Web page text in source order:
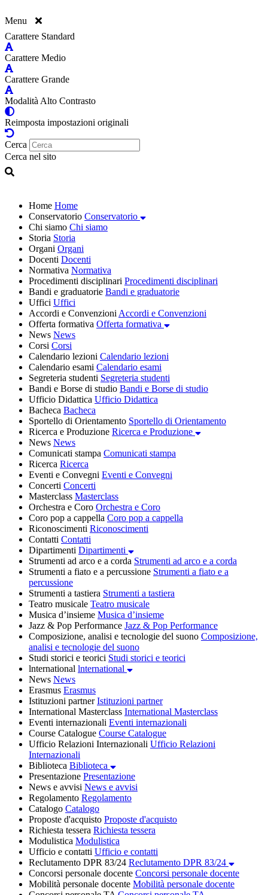
Menu
Carattere Standard
Carattere Medio
Carattere Grande
Modalità Alto Contrasto
Reimposta impostazioni originali
Cerca
Cerca nel sito
Home Home
Conservatorio Conservatorio
Chi siamo Chi siamo
Storia Storia
Organi Organi
Docenti Docenti
Normativa Normativa
Procedimenti disciplinari Procedimenti disciplinari
Bandi e graduatorie Bandi e graduatorie
Uffici Uffici
Accordi e Convenzioni Accordi e Convenzioni
Offerta formativa Offerta formativa
News News
Corsi Corsi
Calendario lezioni Calendario lezioni
Calendario esami Calendario esami
Segreteria studenti Segreteria studenti
Bandi e Borse di studio Bandi e Borse di studio
Ufficio Didattica Ufficio Didattica
Bacheca Bacheca
Sportello di Orientamento Sportello di Orientamento
Ricerca e Produzione Ricerca e Produzione
News News
Comunicati stampa Comunicati stampa
Ricerca Ricerca
Eventi e Convegni Eventi e Convegni
Concerti Concerti
Masterclass Masterclass
Orchestra e Coro Orchestra e Coro
Coro pop a cappella Coro pop a cappella
Riconoscimenti Riconoscimenti
Contatti Contatti
Dipartimenti Dipartimenti
Strumenti ad arco e a corda Strumenti ad arco e a corda
Strumenti a fiato e a percussione Strumenti a fiato e a
percussione
Strumenti a tastiera Strumenti a tastiera
Teatro musicale Teatro musicale
Musica d’insieme Musica d’insieme
Jazz & Pop Performance Jazz & Pop Performance
Composizione, analisi e tecnologie del suono Composizione,
analisi e tecnologie del suono
Studi storici e teorici Studi storici e teorici
lnternational lnternational
News News
Erasmus Erasmus
Istituzioni partner Istituzioni partner
International Masterclass International Masterclass
Eventi internazionali Eventi internazionali
Course Catalogue Course Catalogue
Ufficio Relazioni Internazionali Ufficio Relazioni
Internazionali
Biblioteca Biblioteca
Presentazione Presentazione
News e avvisi News e avvisi
Regolamento Regolamento
Catalogo Catalogo
Proposte d'acquisto Proposte d'acquisto
Richiesta tessera Richiesta tessera
Modulistica Modulistica
Ufficio e contatti Ufficio e contatti
Reclutamento DPR 83/24 Reclutamento DPR 83/24
Concorsi personale docente Concorsi personale docente
Mobilità personale docente Mobilità personale docente